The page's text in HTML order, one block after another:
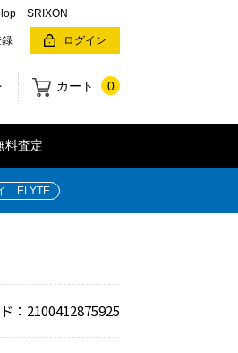
SRIXON
録 ログイン
カート 0
料査定
ELYTE
：2100412875925